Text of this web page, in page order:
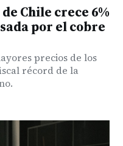
Chile crece 6%
por el cobre
precios de los
récord de la